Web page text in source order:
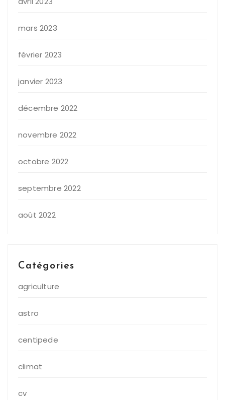
mars 2023
février 2023
janvier 2023
décembre 2022
novembre 2022
octobre 2022
septembre 2022
août 2022
Catégories
agriculture
astro
centipede
climat
cv